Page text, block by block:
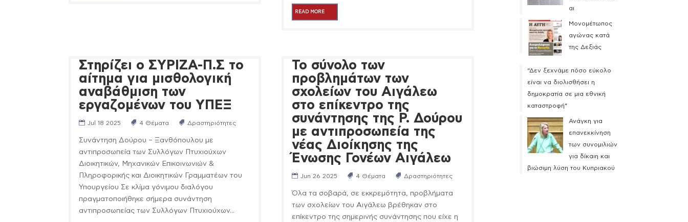
READ MORE
Στηρίζει ο ΣΥΡΙΖΑ-Π.Σ το
αίτημα για μισθολογική
αναβάθμιση των
εργαζομένων του ΥΠΕΞ
Jul 18 2025 4 Θέματα Δραστηριότητες
Συνάντηση Δούρου – Ξανθόπουλου με
αντιπροσωπεία των Συλλόγων Πτυχιούχων
Διοικητικών, Μηχανικών Επικοινωνιών &
Πληροφορικής και Διοικητικών Γραμματέων του
Υπουργείου Σε κλίμα γόνιμου διαλόγου
πραγματοποιήθηκε σήμερα συνάντηση
αντιπροσωπείας των Συλλόγων Πτυχιούχων...
Το σύνολο των
προβλημάτων των
σχολείων του Αιγάλεω
στο επίκεντρο της
συνάντησης της Ρ. Δούρου
με αντιπροσωπεία της
νέας Διοίκησης της
Ένωσης Γονέων Αιγάλεω
Jun 26 2025 4 Θέματα Δραστηριότητες
Όλα τα σοβαρά, σε εκκρεμότητα, προβλήματα
των σχολείων του Αιγάλεω βρέθηκαν στο
επίκεντρο της σημερινής συνάντησης που είχε η
αι
Μονομέτωπος
αγώνας κατά
της Δεξιάς
“Δεν ξεχνάμε πόσο εύκολο
είναι να διολισθήσει η
δημοκρατία σε μια εθνική
καταστροφή”
Ανάγκη για
επανεκκίνηση
των συνομιλιών
για δίκαιη και
βιώσιμη λύση του Κυπριακού